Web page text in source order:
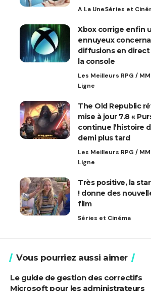
A La UneSéries et
Xbox corrige enfin
ennuyeux
diffusions en
la console
Les Meilleurs RPG /
Ligne
The Old Republic
mise à jour 7.8 «
continue l’histoire
demi plus tard
Les Meilleurs RPG /
Ligne
Très positive, la
! donne des
film
Séries et Cinéma
Vous pourriez aussi aimer
Le guide de gestion des correctifs
Microsoft pour les administrateurs